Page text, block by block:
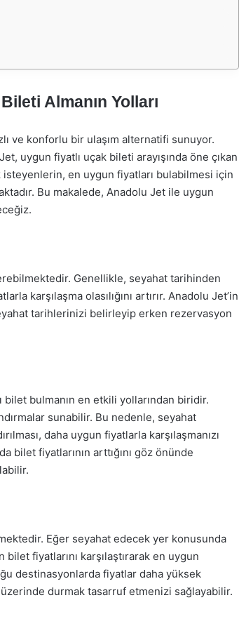
Almanın Yolları
ve konforlu bir ulaşım alternatifi sunuyor.
uygun fiyatlı uçak bileti arayışında öne çıkan
en uygun fiyatları bulabilmesi için
Bu makalede, Anadolu Jet ile uygun
Genellikle, seyahat tarihinden
karşılaşma olasılığını artırır. Anadolu Jet’in
tarihlerinizi belirleyip erken rezervasyon
bulmanın en etkili yollarından biridir.
sunabilir. Bu nedenle, seyahat
daha uygun fiyatlarla karşılaşmanızı
bilet fiyatlarının arttığını göz önünde
Eğer seyahat edecek yer konusunda
fiyatlarını karşılaştırarak en uygun
destinasyonlarda fiyatlar daha yüksek
durmak tasarruf etmenizi sağlayabilir.